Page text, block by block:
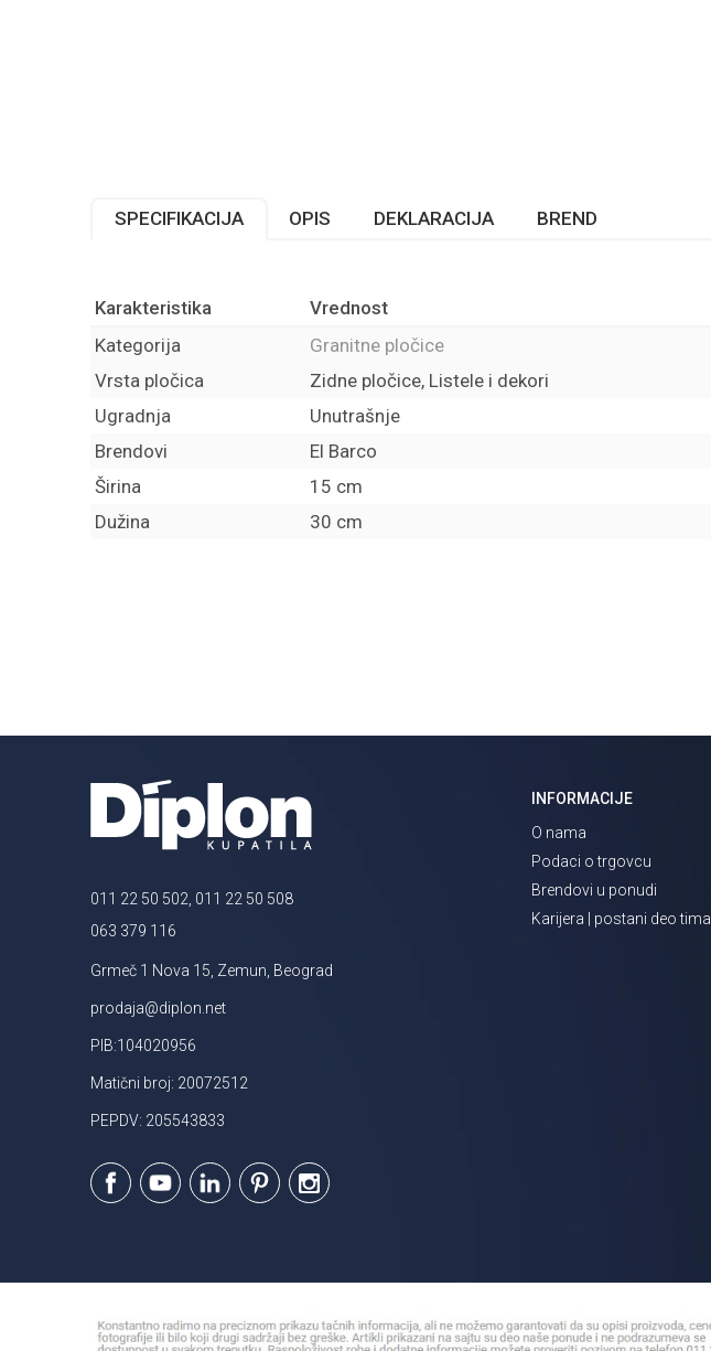
SPECIFIKACIJA OPIS DEKLARACIJA BREND
Karakteristika
Vrednost
Kategorija
Granitne pločice
Vrsta pločica
Zidne pločice, Listele i dekori
Ugradnja
Unutrašnje
Brendovi
El Barco
Širina
15 cm
Dužina
30 cm
011 22 50 502, 011 22 50 508
063 379 116
Grmeč 1 Nova 15, Zemun, Beograd
prodaja@diplon.net
PIB:104020956
Matični broj: 20072512
PEPDV: 205543833
INFORMACIJE
O nama
Podaci o trgovcu
Brendovi u ponudi
Karijera | postani deo tima